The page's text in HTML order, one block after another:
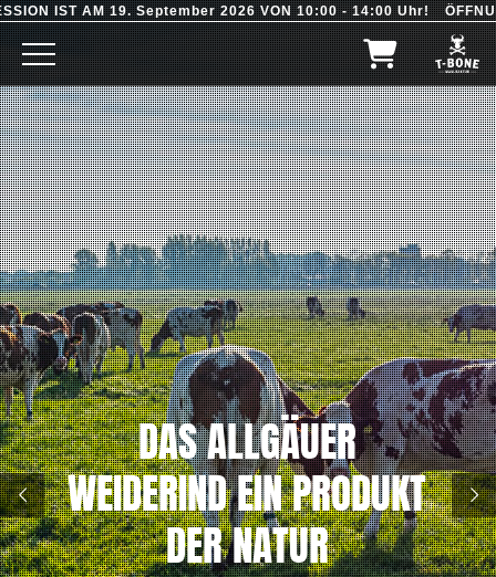
IST AM 19. September 2026 VON 10:00 - 14:00 Uhr!
DAS ALLGÄUER
WEIDERIND EIN PRODUKT
DER NATUR